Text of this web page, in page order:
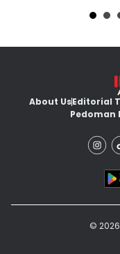
About UsEditorial
Pedoman
© 2026